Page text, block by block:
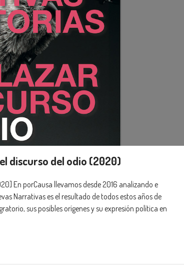
discurso del odio (2020)
En porCausa llevamos desde 2016 analizando e
Narrativas es el resultado de todos estos años de
sus posibles orígenes y su expresión política en